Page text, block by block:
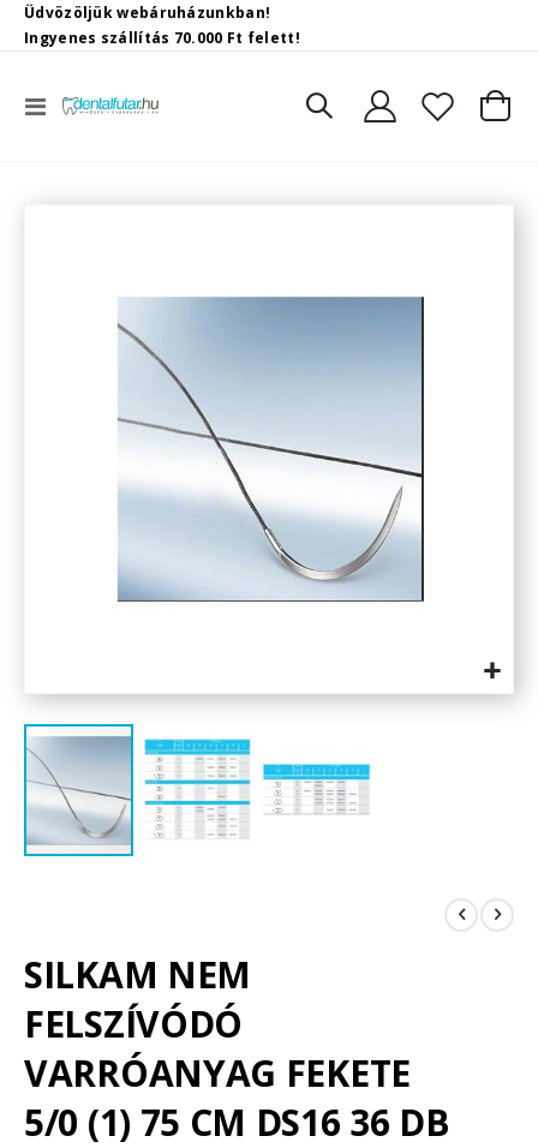
Üdvözöljük webáruházunkban!
Ingyenes szállítás 70.000 Ft felett!
Toggle
Kosár
SILKAM NEM
FELSZÍVÓDÓ
VARRÓANYAG FEKETE
5/0 (1) 75 CM DS16 36 DB